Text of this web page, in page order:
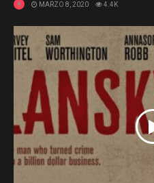
MARZO 8, 2020 4.4K